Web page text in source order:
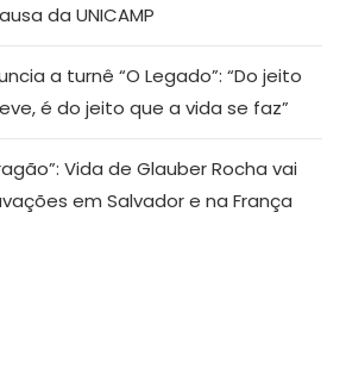
da UNICAMP
a turnê “O Legado”: “Do jeito
é do jeito que a vida se faz”
Vida de Glauber Rocha vai
em Salvador e na França